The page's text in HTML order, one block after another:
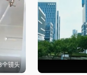
个镜头